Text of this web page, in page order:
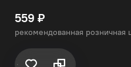
559 ₽
рекомендованная розничная